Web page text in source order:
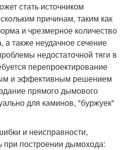
стать источником
причинам, таким как
и чрезмерное количество
а также неудачное сечение
недостаточной тяги в
перепроектирование
и эффективным решением
прямого дымового
для каминов, "буржуек"
и неисправности,
при построении дымохода: